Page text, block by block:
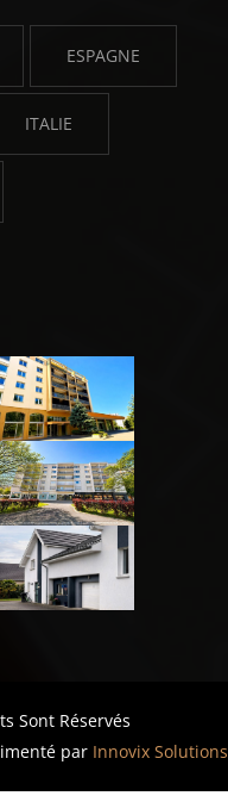
ESPAGNE
ITALIE
Sont Réservés
par Innovix Solutions